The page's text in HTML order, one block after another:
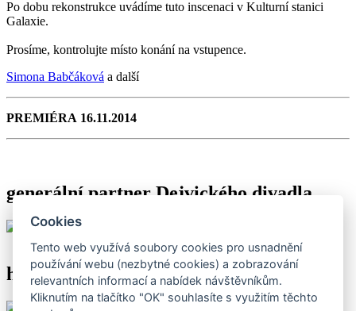
Po dobu rekonstrukce uvádíme tuto inscenaci v Kulturní stanici
Galaxie.
Prosíme, kontrolujte místo konání na vstupence.
Simona Babčáková a další
PREMIÉRA 16.11.2014
generální partner Dejvického divadla
hlavní partneři Dejvického divadla
Cookies
Tento web využívá soubory cookies pro usnadnění
používání webu (nezbytné cookies) a zobrazování
relevantních informací a nabídek návštěvníkům.
Kliknutím na tlačítko "OK" souhlasíte s využitím těchto